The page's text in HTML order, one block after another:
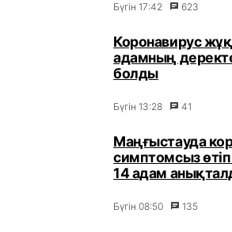
Бүгін 17:42 623
Коронавирус
адамның
болды
Бүгін 13:28 41
Маңғыстауда
симптомсыз
14 адам
Бүгін 08:50 135